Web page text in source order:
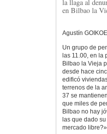
la llaga al
en Bilbao la
Agustín
Un grupo de
las 11.00, en la
Bilbao la Vieja
desde hace
edificó
terrenos de la
37 se
que miles de
Bilbao no hay
las que dado
mercado